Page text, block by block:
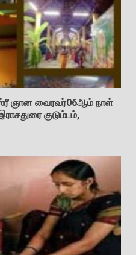
ஸ்ரீ ஞான வைரவர்06ஆம் நாள்
குடும்பம்,